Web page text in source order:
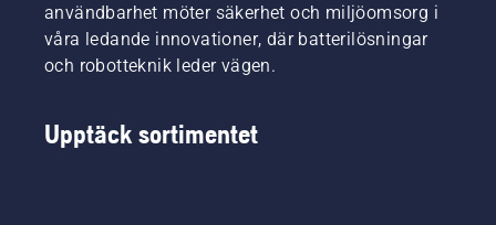
användbarhet möter säkerhet och miljöomsorg i
våra ledande innovationer, där batterilösningar
och robotteknik leder vägen.
Upptäck sortimentet